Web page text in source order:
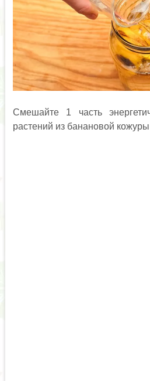
Смешайте 1 часть
растений из банановой